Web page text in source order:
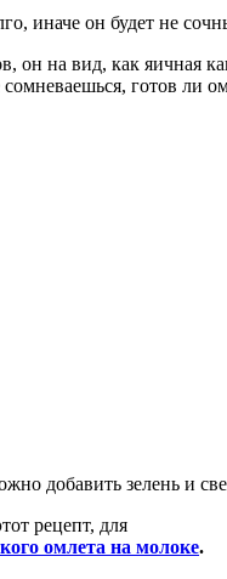
иначе он будет не
он на вид, как яичная
готов ли
добавить зелень и
рецепт, для
омлета на молоке.